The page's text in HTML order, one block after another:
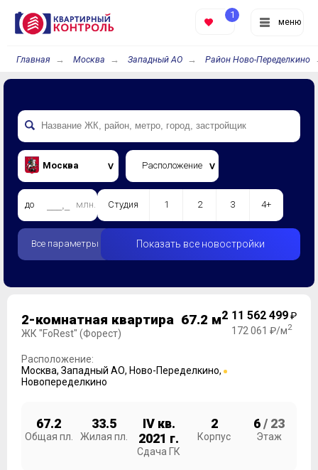
меню
1
Главная Москва Западный АО Район Ново-Переделкино
Москва Расположение
до млн. Студия 1 2 3 4+
Все параметры Показать все новостройки
2-комнатная квартира 67.2 м2
ЖК "FoRest" (Форест)
11 562 499₽
172 061 ₽/м2
Расположение:
Москва, Западный АО, Ново-Переделкино,
Новопеределкино
67.2
Общая пл.
33.5
Жилая пл.
IV кв.
2021 г.
Сдача ГК
2
Корпус
6/ 23
Этаж